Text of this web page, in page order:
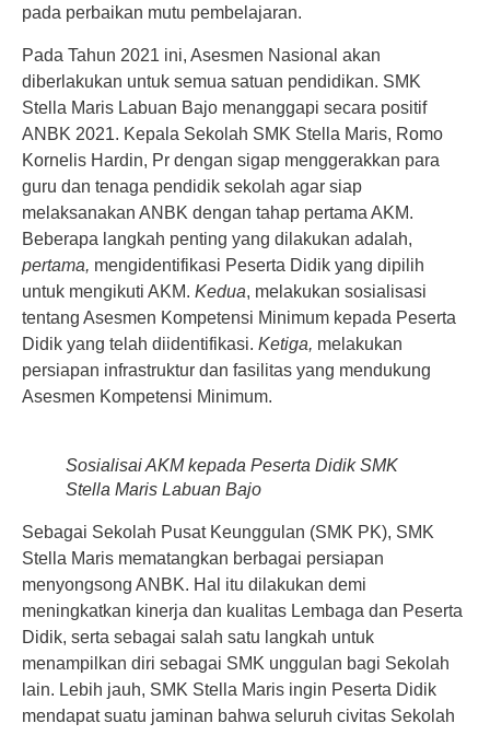
pada perbaikan mutu pembelajaran.
Pada Tahun 2021 ini, Asesmen Nasional akan
diberlakukan untuk semua satuan pendidikan. SMK
Stella Maris Labuan Bajo menanggapi secara positif
ANBK 2021. Kepala Sekolah SMK Stella Maris, Romo
Kornelis Hardin, Pr dengan sigap menggerakkan para
guru dan tenaga pendidik sekolah agar siap
melaksanakan ANBK dengan tahap pertama AKM.
Beberapa langkah penting yang dilakukan adalah,
pertama, mengidentifikasi Peserta Didik yang dipilih
untuk mengikuti AKM. Kedua, melakukan sosialisasi
tentang Asesmen Kompetensi Minimum kepada Peserta
Didik yang telah diidentifikasi. Ketiga, melakukan
persiapan infrastruktur dan fasilitas yang mendukung
Asesmen Kompetensi Minimum.
Sosialisai AKM kepada Peserta Didik SMK
Stella Maris Labuan Bajo
Sebagai Sekolah Pusat Keunggulan (SMK PK), SMK
Stella Maris mematangkan berbagai persiapan
menyongsong ANBK. Hal itu dilakukan demi
meningkatkan kinerja dan kualitas Lembaga dan Peserta
Didik, serta sebagai salah satu langkah untuk
menampilkan diri sebagai SMK unggulan bagi Sekolah
lain. Lebih jauh, SMK Stella Maris ingin Peserta Didik
mendapat suatu jaminan bahwa seluruh civitas Sekolah